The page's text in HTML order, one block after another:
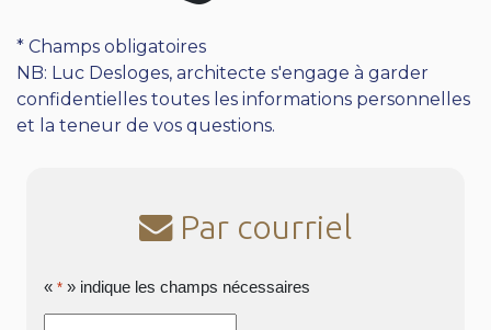
* Champs obligatoires
NB: Luc Desloges, architecte s'engage à garder
confidentielles toutes les informations personnelles
et la teneur de vos questions.
Par courriel
« * » indique les champs nécessaires